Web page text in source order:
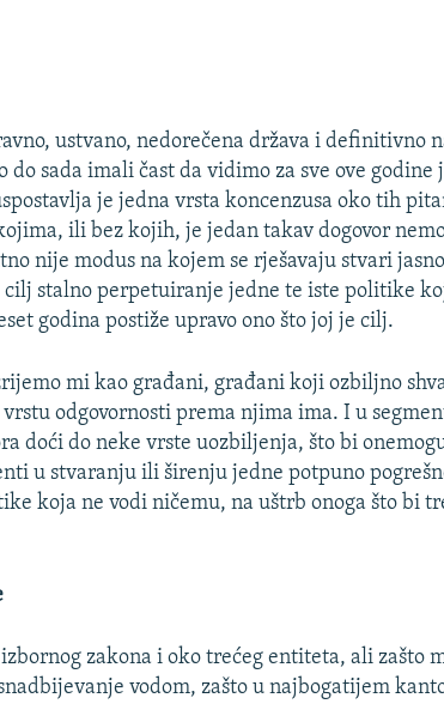
ustvano, nedorečena država i definitivno
sada imali čast da vidimo za sve ove godine
je jedna vrsta koncenzusa oko tih
ili bez kojih, je jedan takav dogovor
nije modus na kojem se rješavaju stvari
cilj stalno perpetuiranje jedne te iste politike
godina postiže upravo ono što joj je cilj.
mi kao građani, građani koji ozbiljno
odgovornosti prema njima ima. I u
doći do neke vrste uozbiljenja, što bi
u stvaranju ili širenju jedne potpuno
koja ne vodi ničemu, na uštrb onoga što bi
zakona i oko trećeg entiteta, ali zašto
vodom, zašto u najbogatijem